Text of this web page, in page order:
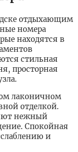
отдыхающим
номера
находятся в
стильная
просторная
лаконичном
отделкой.
нежный
Спокойная
и